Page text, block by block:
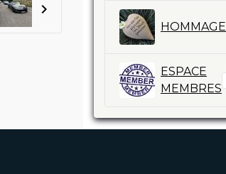
HOMMAGE
ESPACE
MEMBRES